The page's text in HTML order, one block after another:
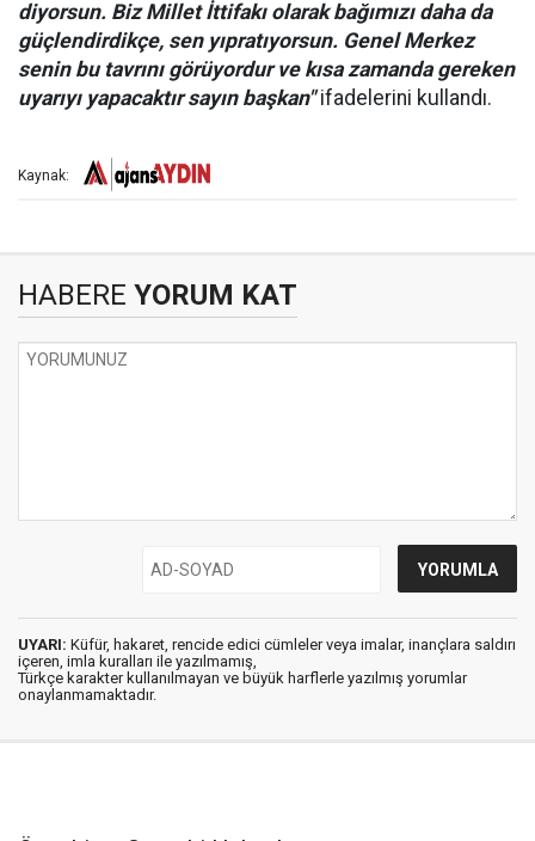
diyorsun. Biz Millet İttifakı olarak bağımızı daha da
güçlendirdikçe, sen yıpratıyorsun. Genel Merkez
senin bu tavrını görüyordur ve kısa zamanda gereken
uyarıyı yapacaktır sayın başkan"ifadelerini kullandı.
Kaynak:
HABERE YORUM KAT
UYARI: Küfür, hakaret, rencide edici cümleler veya imalar, inançlara saldırı
içeren, imla kuralları ile yazılmamış,
Türkçe karakter kullanılmayan ve büyük harflerle yazılmış yorumlar
onaylanmamaktadır.